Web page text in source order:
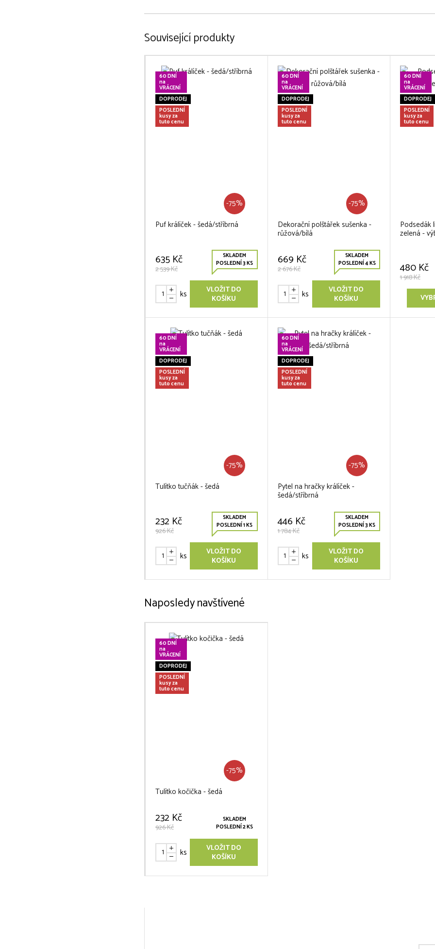
Související produkty
60 DNÍ
na
VRÁCENÍ
DOPRODEJ
POSLEDNÍ
kusy za
tuto cenu
-75%
Puf králíček - šedá/stříbrná
635 Kč
2 539 Kč
SKLADEM
POSLEDNÍ 3 KS
ks
VLOŽIT DO
KOŠÍKU
60 DNÍ
na
VRÁCENÍ
DOPRODEJ
POSLEDNÍ
kusy za
tuto cenu
-75%
Dekorační polštářek sušenka -
růžová/bílá
669 Kč
2 676 Kč
SKLADEM
POSLEDNÍ 4 KS
ks
VLOŽIT DO
KOŠÍKU
60 DNÍ
na
VRÁCENÍ
DOPRODEJ
POSLEDNÍ
kusy za
tuto cenu
Podsedák
zelená -
480 Kč
1 918 Kč
60 DNÍ
na
VRÁCENÍ
DOPRODEJ
POSLEDNÍ
kusy za
tuto cenu
-75%
Tulítko tučňák - šedá
232 Kč
926 Kč
SKLADEM
POSLEDNÍ 1 KS
ks
VLOŽIT DO
KOŠÍKU
60 DNÍ
na
VRÁCENÍ
DOPRODEJ
POSLEDNÍ
kusy za
tuto cenu
-75%
Pytel na hračky králíček -
šedá/stříbrná
446 Kč
1 784 Kč
SKLADEM
POSLEDNÍ 3 KS
ks
VLOŽIT DO
KOŠÍKU
Naposledy navštívené
60 DNÍ
na
VRÁCENÍ
DOPRODEJ
POSLEDNÍ
kusy za
tuto cenu
-75%
Tulítko kočička - šedá
232 Kč
926 Kč
SKLADEM
POSLEDNÍ 2 KS
ks
VLOŽIT DO
KOŠÍKU